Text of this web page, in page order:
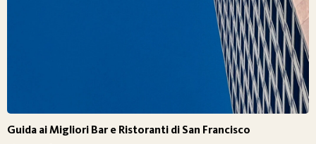
Guida ai Migliori Bar e Ristoranti di San Francisco